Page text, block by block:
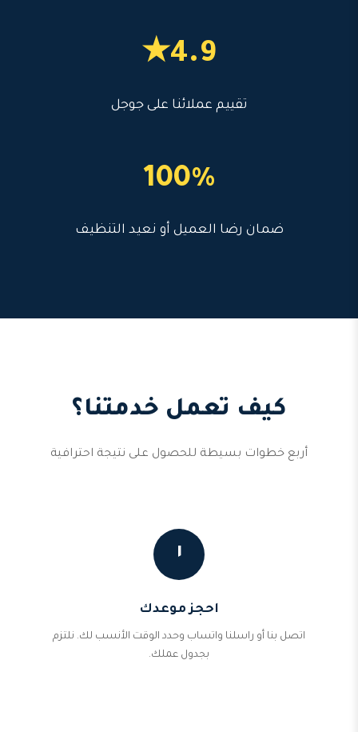
4.9★
تقييم عملائنا على جوجل
100%
ضمان رضا العميل أو نعيد التنظيف
كيف تعمل خدمتنا؟
أربع خطوات بسيطة للحصول على نتيجة احترافية
١
احجز موعدك
اتصل بنا أو راسلنا واتساب وحدد الوقت الأنسب لك. نلتزم
بجدول عملك.